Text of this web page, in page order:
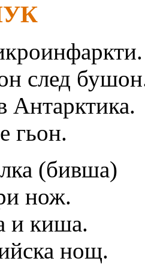
след
Антарктика.
гьон.
(бивша)
нож.
и киша.
нощ.